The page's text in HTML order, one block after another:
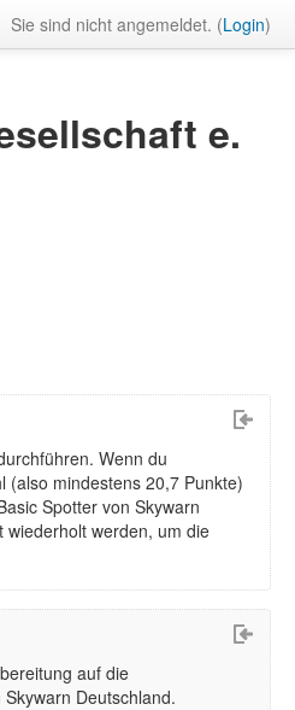
Sie sind nicht angemeldet. (Login)
e.
Wenn du
(also mindestens 20,7 Punkte)
Spotter von Skywarn
wiederholt werden, um die
auf die
Deutschland.